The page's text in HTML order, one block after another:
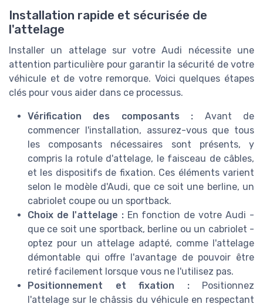
Installation rapide et sécurisée de
l'attelage
Installer un attelage sur votre Audi nécessite une
attention particulière pour garantir la sécurité de votre
véhicule et de votre remorque. Voici quelques étapes
clés pour vous aider dans ce processus.
Vérification des composants : Avant de
commencer l'installation, assurez-vous que tous
les composants nécessaires sont présents, y
compris la rotule d'attelage, le faisceau de câbles,
et les dispositifs de fixation. Ces éléments varient
selon le modèle d'Audi, que ce soit une berline, un
cabriolet coupe ou un sportback.
Choix de l'attelage :En fonction de votre Audi -
que ce soit une sportback, berline ou un cabriolet -
optez pour un attelage adapté, comme l'attelage
démontable qui offre l'avantage de pouvoir être
retiré facilement lorsque vous ne l'utilisez pas.
Positionnement et fixation :Positionnez
l'attelage sur le châssis du véhicule en respectant